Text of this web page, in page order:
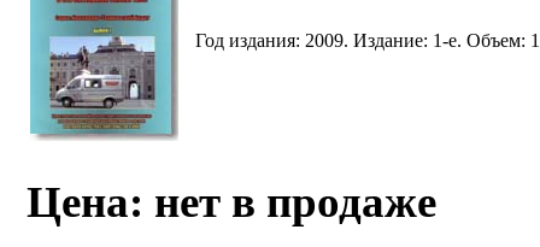
Год издания: 2009. Издание: 1-е. Объем:
Цена: нет в продаже